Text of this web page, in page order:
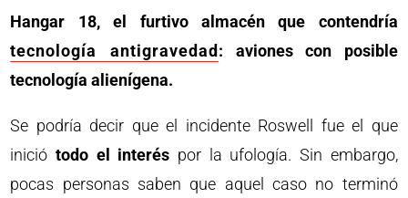
Hangar 18, el furtivo almacén que contendría
tecnología antigravedad : aviones con posible
tecnología alienígena.
Se podría decir que el incidente Roswell fue el que
inició todo el interés por la ufología. Sin embargo,
pocas personas saben que aquel caso no terminó